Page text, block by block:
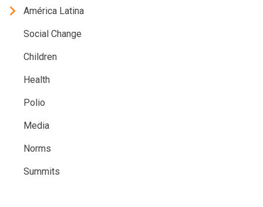
América Latina
Social Change
Children
Health
Polio
Media
Norms
Summits